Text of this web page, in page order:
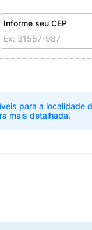
Informe seu CEP
para a localidade
mais detalhada.